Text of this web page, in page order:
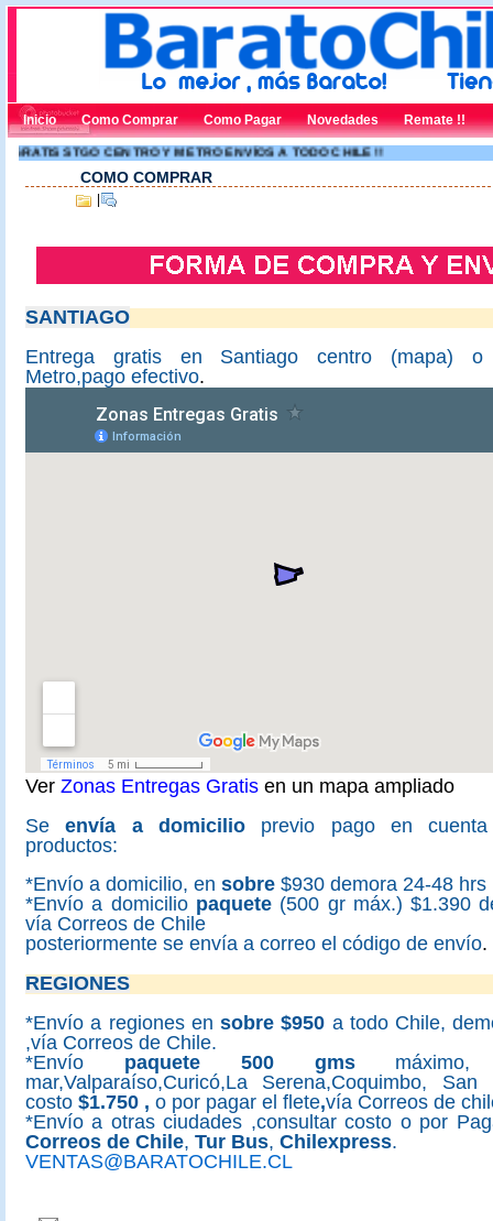
Inicio Como Comprar Como Pagar Novedades Remate !!
STGO CENTRO Y METRO ENVÍOS A TODO CHILE !!
COMO COMPRAR
SANTIAGO
Entrega gratis en Santiago centro (mapa) o
Metro,pago efectivo.
Ver Zonas Entregas Gratis en un mapa ampliado
Seenvía a domicilio previo pago en
productos:
*Envío a domicilio, en sobre $930 demora 24-48 hrs
*Envío a domicilio paquete(500 gr máx.) $1.390
vía Correos de Chile
posteriormente se envía a correo el código de envío.
REGIONES
*Envío a regiones ensobre $950 a todo Chile,
,vía Correos de Chile.
*Envío paquete 500 gmsmáximo,
mar,Valparaíso,Curicó,La Serena,Coquimbo, San
costo $1.750 , o por pagar el flete,vía Correos de
*Envío a otras ciudades ,consultar costo o por
Correos de Chile, Tur Bus, Chilexpress.
VENTAS@BARATOCHILE.CL